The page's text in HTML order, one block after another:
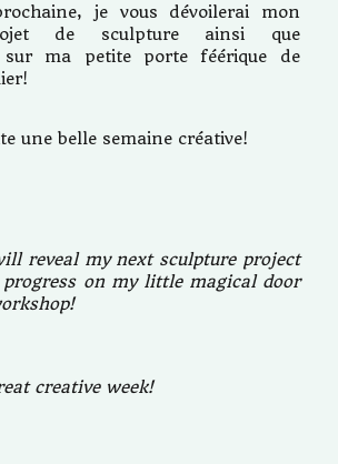
je vous dévoilerai mon
de sculpture ainsi que
sur ma petite porte féérique de
une belle semaine créative!
reveal my next sculpture project
on my little magical door
creative week!